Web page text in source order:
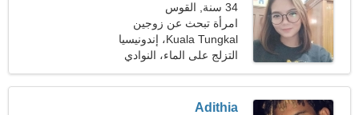
34 سنة, القوس
امرأة تبحث عن زوجين
Kuala Tungkal، إندونيسيا
التزلج على الماء، النوادي
الليلية
Adithia